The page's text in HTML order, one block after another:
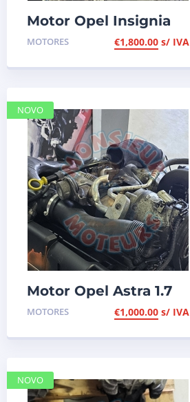
Motor Opel Insignia
1.6 CDTI, ref B16DTH
MOTORES €1,800.00 s/ IVA
Motor Opel Astra 1.7
CDTI de 2009, de
125cv, ref Z17DTR
MOTORES €1,000.00 s/ IVA
NOVO
NOVO